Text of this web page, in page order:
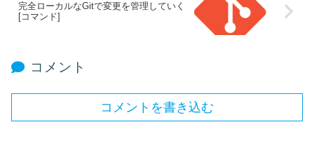
完全ローカルなGitで変更を管理していく
[コマンド]
コメント
コメントを書き込む